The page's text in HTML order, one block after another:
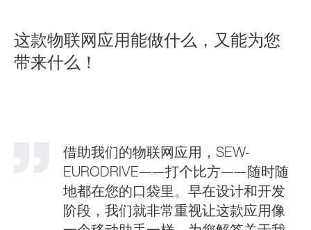
这款物联网应用能做什么，又能为您
带来什么！
借助我们的物联网应用，SEW-
EURODRIVE——打个比方——随时随
地都在您的口袋里。早在设计和开发
阶段，我们就非常重视让这款应用像